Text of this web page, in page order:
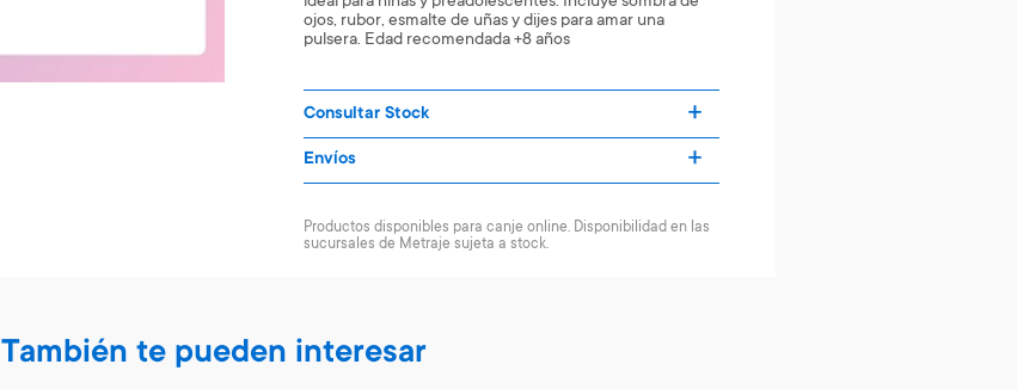
ojos, rubor, esmalte de uñas y dijes para amar una
pulsera. Edad recomendada +8 años
Consultar Stock
Envíos
Productos disponibles para canje online. Disponibilidad en las
sucursales de Metraje sujeta a stock.
También te pueden interesar